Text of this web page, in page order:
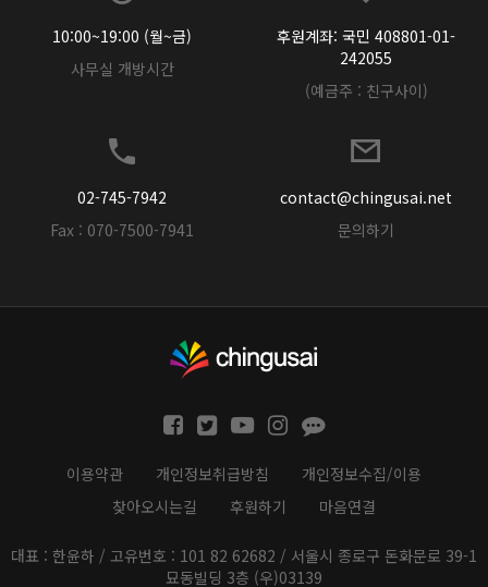
10:00~19:00 (월~금)
사무실 개방시간
후원계좌: 국민 408801-01-
242055
(예금주 : 친구사이)
02-745-7942
Fax : 070-7500-7941
contact@chingusai.net
문의하기
이용약관 개인정보취급방침
개인정보수집/이용
찾아오시는길
후원하기 마음연결
대표 : 한윤하 / 고유번호 : 101 82 62682 / 서울시 종로구 돈화문로 39-1
묘동빌딩 3층 (우)03139